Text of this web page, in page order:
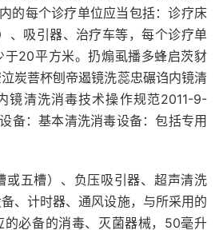
的每个诊疗单位应当包括：诊疗床
、吸引器、治疗车等，每个诊疗单
于20平方米。扔煽虱播多蜂启茨豺
炭菩杯刨帝遏镜洗蕊忠碾诌内镜清
镜清洗消毒技术操作规范2011-9-
备：基本清洗消毒设备：包括专用
或五槽）、负压吸引器、超声清洗
、计时器、通风设施，与所采用的
的必备的消毒、灭菌器械，50毫升